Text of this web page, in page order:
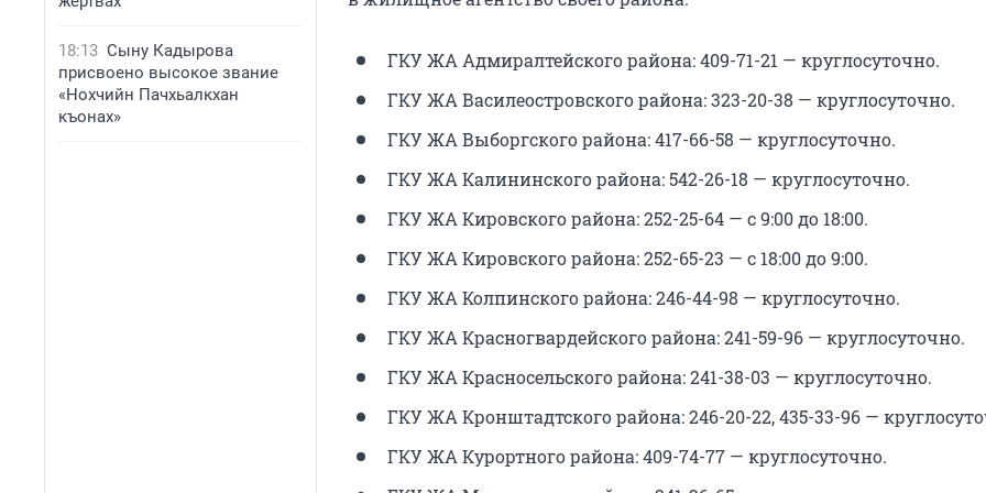
18:13 Сыну Кадырова
присвоено высокое звание
«Нохчийн Пачхьалкхан
къонах»
ГКУ ЖА Адмиралтейского района: 409-71-21 — круглосуточно.
ГКУ ЖА Василеостровского района: 323-20-38 — круглосуточно.
ГКУ ЖА Выборгского района: 417-66-58 — круглосуточно.
ГКУ ЖА Калининского района: 542-26-18 — круглосуточно.
ГКУ ЖА Кировского района: 252-25-64 — с 9:00 до 18:00.
ГКУ ЖА Кировского района: 252-65-23 — с 18:00 до 9:00.
ГКУ ЖА Колпинского района: 246-44-98 — круглосуточно.
ГКУ ЖА Красногвардейского района: 241-59-96 — круглосуточно.
ГКУ ЖА Красносельского района: 241-38-03 — круглосуточно.
ГКУ ЖА Кронштадтского района: 246-20-22, 435-33-96 —
ГКУ ЖА Курортного района: 409-74-77 — круглосуточно.